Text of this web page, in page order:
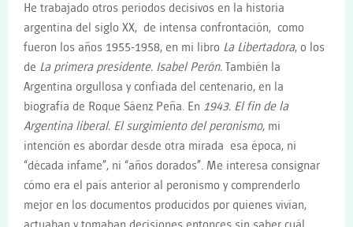
He trabajado otros periodos decisivos en la historia
argentina del siglo XX, de intensa confrontación, como
fueron los años 1955-1958, en mi libro La Libertadora, o los
de La primera presidente. Isabel Perón. También la
Argentina orgullosa y confiada del centenario, en la
biografía de Roque Sáenz Peña. En 1943. El fin de la
Argentina liberal. El surgimiento del peronismo, mi
intención es abordar desde otra mirada esa época, ni
“década infame”, ni “años dorados”. Me interesa consignar
cómo era el país anterior al peronismo y comprenderlo
mejor en los documentos producidos por quienes vivían,